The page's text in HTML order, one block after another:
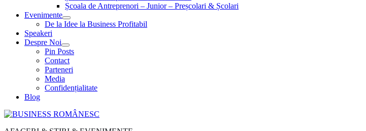
Școala de Antreprenori – Junior – Preșcolari & Școlari
Evenimente
De la Idee la Business Profitabil
Speakeri
Despre Noi
Pin Posts
Contact
Parteneri
Media
Confidențialitate
Blog